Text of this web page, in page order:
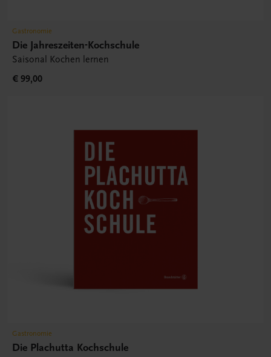
Gastronomie
Die Jahreszeiten-Kochschule
Saisonal Kochen lernen
€ 99,00
Gastronomie
Die Plachutta Kochschule